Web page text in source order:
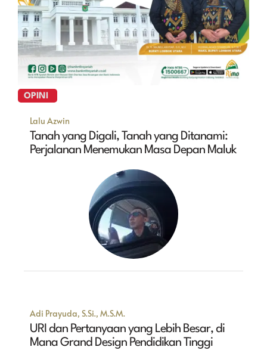
OPINI
Lalu Azwin
Tanah yang Digali, Tanah yang Ditanami:
Perjalanan Menemukan Masa Depan Maluk
Adi Prayuda, S.Si., M.S.M.
URI dan Pertanyaan yang Lebih Besar, di
Mana Grand Design Pendidikan Tinggi